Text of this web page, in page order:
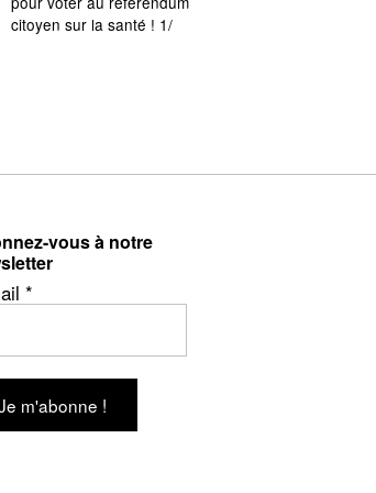
citoyen sur la santé ! 1/
vous à notre
*